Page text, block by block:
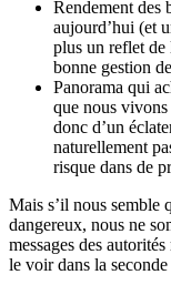
Rendement des
aujourd’hui (et
plus un reflet de
bonne gestion
Panorama qui
que nous vivons
donc d’un
naturellement
risque dans de
Mais s’il nous semble
dangereux, nous ne
messages des
le voir dans la